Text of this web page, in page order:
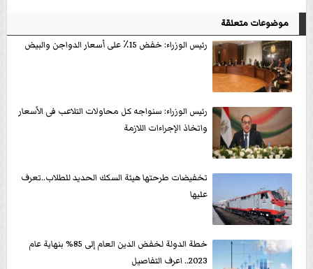
موضوعات متعلقة
رئيس الوزراء: خفض 15٪؜ على أسعار الدواجن والبيض
رئيس الوزراء: سنواجه كل محاولات التلاعب فى الأسعار
واتخاذ الإجراءات اللازمة
تخفيضات طرحتها هيئة السكك الحديد للطلاب..تعرف
عليها
خطة الدولة لخفض الدين العام إلى 85% بنهاية عام
2023.. اعرف التفاصيل